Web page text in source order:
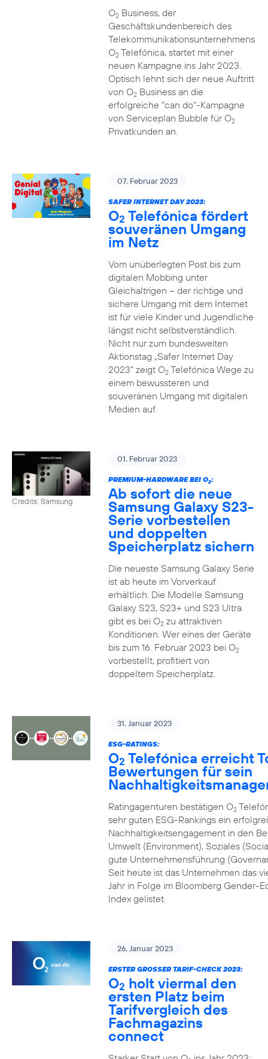
O2Business, der
Geschäftskundenbereich des
Telekommunikationsunternehmens
O2Telefónica, startet mit einer
neuen Kampagne ins Jahr 2023.
Optisch lehnt sich der neue Auftritt
von O2Business an die
erfolgreiche "can do"-Kampagne
von Serviceplan Bubble für O2
Privatkunden an.
07. Februar 2023
SAFER INTERNET DAY 2023:
O2 Telefónica fördert
souveränen Umgang
im Netz
Vom unüberlegten Post bis zum
digitalen Mobbing unter
Gleichaltrigen – der richtige und
sichere Umgang mit dem Internet
ist für viele Kinder und Jugendliche
längst nicht selbstverständlich.
Nicht nur zum bundesweiten
Aktionstag „Safer Internet Day
2023“ zeigt O2Telefónica Wege zu
einem bewussteren und
souveränen Umgang mit digitalen
Medien auf.
Credits: Samsung
01. Februar 2023
PREMIUM-HARDWARE BEI O2:
Ab sofort die neue
Samsung Galaxy S23-
Serie vorbestellen
und doppelten
Speicherplatz sichern
Die neueste Samsung Galaxy Serie
ist ab heute im Vorverkauf
erhältlich. Die Modelle Samsung
Galaxy S23, S23+ und S23 Ultra
gibt es bei O2zu attraktiven
Konditionen. Wer eines der Geräte
bis zum 16. Februar 2023 bei O2
vorbestellt, profitiert von
doppeltem Speicherplatz.
31. Januar 2023
ESG-RATINGS:
O2 Telefónica erreicht
Bewertungen für sein
Ratingagenturen bestätigen O2
sehr guten ESG-Rankings ein
Nachhaltigkeitsengagement in den
Umwelt (Environment), Soziales
gute Unternehmensführung
Seit heute ist das Unternehmen das
Jahr in Folge im Bloomberg Gender-
Index gelistet.
26. Januar 2023
ERSTER GROSSER TARIF-CHECK 2023:
O2 holt viermal den
ersten Platz beim
Tarifvergleich des
Fachmagazins
connect